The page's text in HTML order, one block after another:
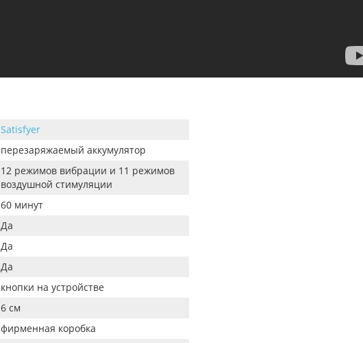
Satisfyer
перезаряжаемый аккумулятор
12 режимов вибрации и 11 режимов
воздушной стимуляции
60 минут
Да
Да
Да
кнопки на устройстве
6 см
фирменная коробка